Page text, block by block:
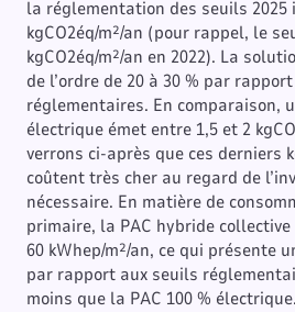
la réglementation des seuils 2025
kgCO2éq/m²/an (pour rappel, le
kgCO2éq/m²/an en 2022). La
de l’ordre de 20 à 30 % par
réglementaires. En comparaison,
électrique émet entre 1,5 et 2
verrons ci-après que ces derniers
coûtent très cher au regard de
nécessaire. En matière de
primaire, la PAC hybride
60 kWhep/m²/an, ce qui présente
par rapport aux seuils
moins que la PAC 100 % électrique.